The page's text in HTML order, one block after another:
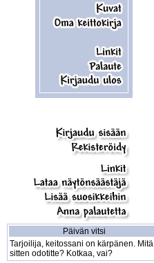
Päivän vitsi
Tarjoilija, keitossani on kärpänen. Mitä
sitten odotitte? Kotkaa, vai?